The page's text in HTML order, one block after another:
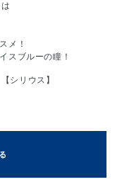
メ！
スブルーの瞳！
シリウス】